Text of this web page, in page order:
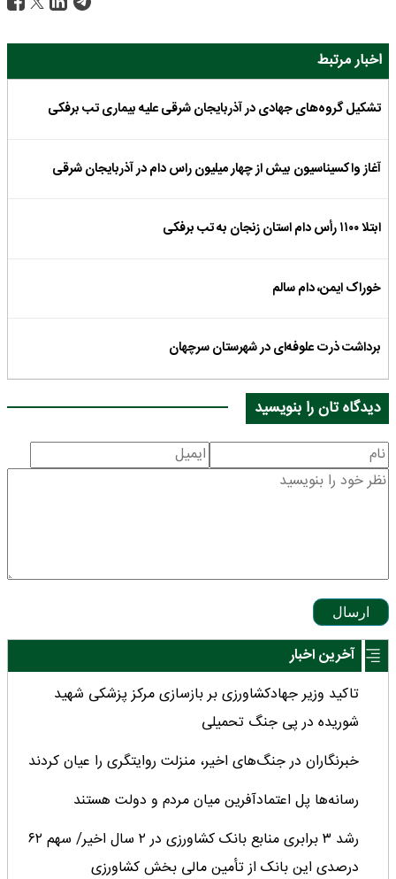
اخبار مرتبط
تشکیل گروه‌های جهادی در آذربایجان شرقی علیه بیماری تب برفکی
آغاز واکسیناسیون بیش از چهار میلیون راس دام در آذربایجان شرقی
ابتلا ۱۱۰۰ رأس دام استان زنجان به تب برفکی
خوراک ایمن، دام سالم
برداشت ذرت علوفه‌ای در شهرستان سرچهان
دیدگاه تان را بنویسید
ارسال
آخرین اخبار
تاکید وزیر جهادکشاورزی بر بازسازی مرکز پزشکی شهید
شوریده در پی جنگ تحمیلی
خبرنگاران در جنگ‌های اخیر، منزلت روایتگری را عیان کردند
رسانه‌ها پل اعتمادآفرین میان مردم و دولت هستند
رشد ۳ برابری منابع بانک کشاورزی در ۲ سال اخیر/ سهم ۶۲
درصدی این بانک از تأمین مالی بخش کشاورزی